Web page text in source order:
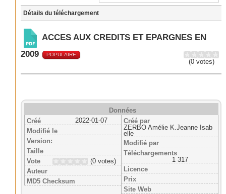
Détails du téléchargement
ACCES AUX CREDITS ET EPARGNES EN
2009
POPULAIRE
(0 votes)
Données
Créé
2022-01-07
Modifié le
Version:
Taille
Vote
(0 votes)
Auteur
MD5 Checksum
Créé par
ZERBO Amélie K.Jeanne Isab
elle
Modifié par
Téléchargements
1 317
Licence
Prix
Site Web